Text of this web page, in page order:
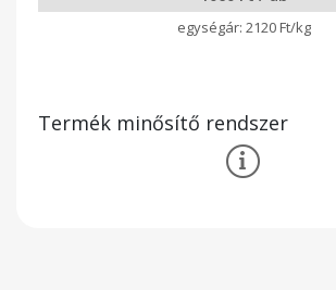
2120 Ft/kg
Termék minősítő rendszer